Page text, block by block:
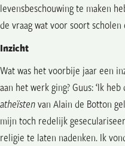
levensbeschouwing te maken
de vraag wat voor soort
Inzicht
Wat was het voorbije jaar een
aan het werk ging? Guus: ‘Ik
atheïstenvan Alain de Botton
mijn toch redelijk
religie te laten nadenken. Ik